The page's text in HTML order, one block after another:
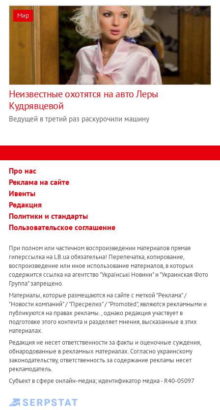
Мир
Неизвестные охотятся на авто Леры
Кудрявцевой
Ведущей в третий раз раскурочили машину
Про нас
Реклама на сайте
Ивенты
Редакция
Политики и стандарты
Пользовательское соглашение
При полном или частичном воспроизведении материалов прямая
гиперссылка на LB.ua обязательна! Перепечатка, копирование,
воспроизведение или иное использование материалов, в которых
содержится ссылка на агентство "Українськi Новини" и "Украинская Фото
Группа" запрещено.
Материалы, которые размещаются на сайте с меткой "Реклама" /
"Новости компаний" / "Пресрелиз" / "Promoted", являются рекламными и
публикуются на правах рекламы. , однако редакция участвует в
подготовке этого контента и разделяет мнения, высказанные в этих
материалах.
Редакция не несет ответственности за факты и оценочные суждения,
обнародованные в рекламных материалах. Согласно украинскому
законодательству, ответственность за содержание рекламы несет
рекламодатель.
Субъект в сфере онлайн-медиа; идентификатор медиа - R40-05097